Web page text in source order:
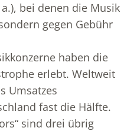
a.), bei denen die Musik
gegen Gebühr
haben die
erlebt. Weltweit
Umsatzes
fast die Hälfte.
sind drei übrig